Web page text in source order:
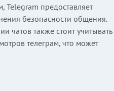
Telegram предоставляет
безопасности общения.
чатов также стоит учитывать
телеграм, что может